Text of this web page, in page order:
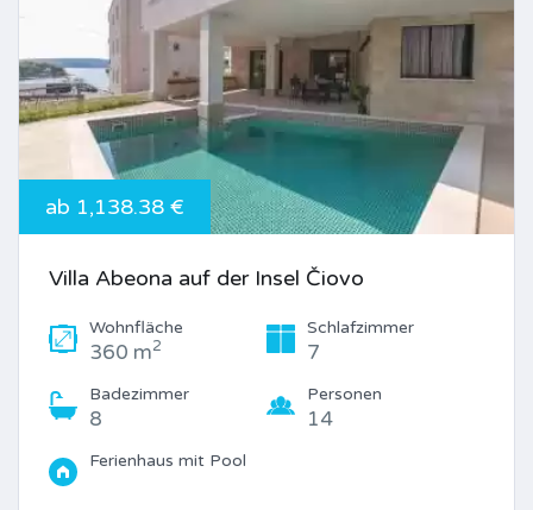
ab 1,138.38 €
Villa Abeona auf der Insel Čiovo
Wohnfläche
360 m2
Schlafzimmer
7
Badezimmer
8
Personen
14
Ferienhaus mit Pool